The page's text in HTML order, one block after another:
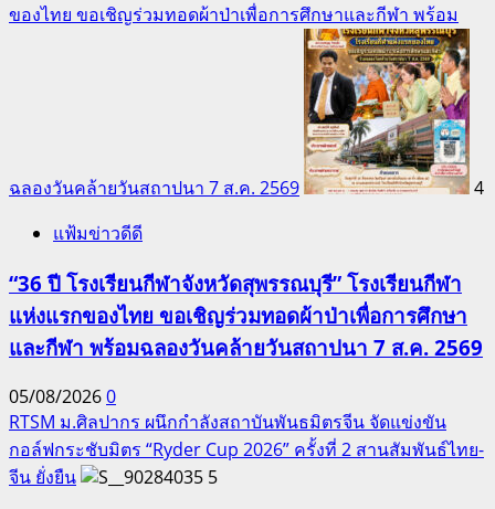
ของไทย ขอเชิญร่วมทอดผ้าป่าเพื่อการศึกษาและกีฬา พร้อม
ฉลองวันคล้ายวันสถาปนา 7 ส.ค. 2569
4
แฟ้มข่าวดีดี
“36 ปี โรงเรียนกีฬาจังหวัดสุพรรณบุรี” โรงเรียนกีฬา
แห่งแรกของไทย ขอเชิญร่วมทอดผ้าป่าเพื่อการศึกษา
และกีฬา พร้อมฉลองวันคล้ายวันสถาปนา 7 ส.ค. 2569
05/08/20260
RTSM ม.ศิลปากร ผนึกกำลังสถาบันพันธมิตรจีน จัดแข่งขัน
กอล์ฟกระชับมิตร “Ryder Cup 2026” ครั้งที่ 2 สานสัมพันธ์ไทย-
จีน ยั่งยืน
5